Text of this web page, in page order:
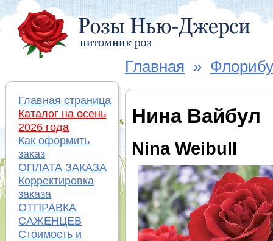
Главная »
Нина Вайбул
Nina Weibull
Главная страница
Каталог на осень
2026 года
Как оформить
заказ
ОПЛАТА ЗАКАЗА
Корректировка
заказа
ОТПРАВКА
САЖЕНЦЕВ
Стоимость и